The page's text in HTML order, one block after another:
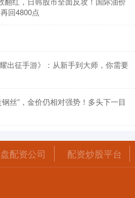
回4800点
出征手游》：从新手到大师，你需要
丝”，金价仍相对强势！多头下一目
配资公司 配资炒股平台